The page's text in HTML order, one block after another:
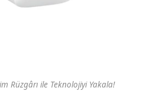
Rüzgârı ile Teknolojiyi Yakala!